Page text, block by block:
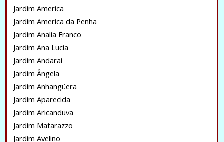
Jardim America
Jardim America da Penha
Jardim Analia Franco
Jardim Ana Lucia
Jardim Andaraí
Jardim Ângela
Jardim Anhangüera
Jardim Aparecida
Jardim Aricanduva
Jardim Matarazzo
Jardim Avelino